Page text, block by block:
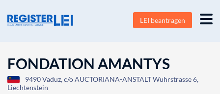
LEI beantragen
FONDATION AMANTYS
9490 Vaduz, c/o AUCTORIANA-ANSTALT Wuhrstrasse 6,
Liechtenstein